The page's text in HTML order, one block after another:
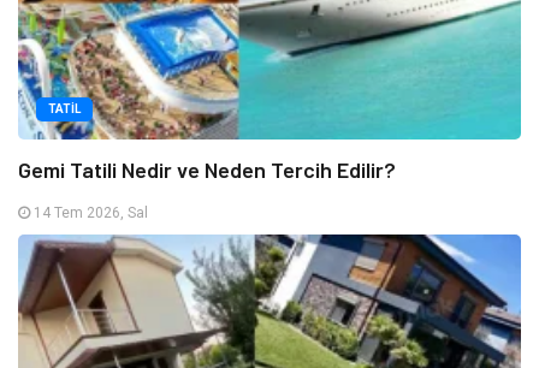
TATIL
Gemi Tatili Nedir ve Neden Tercih Edilir?
14 Tem 2026, Sal